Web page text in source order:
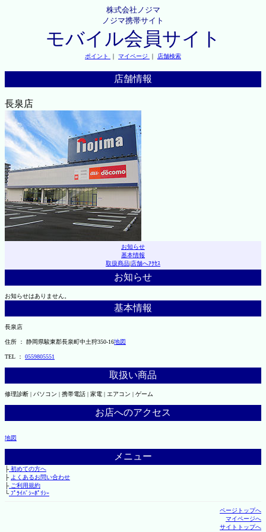
株式会社ノジマ
ノジマ携帯サイト
モバイル会員サイト
ポイント ｜ マイページ ｜ 店舗検索
店舗情報
長泉店
お知らせ
基本情報
取扱商品|店舗へｱｸｾｽ
お知らせ
お知らせはありません。
基本情報
長泉店
住所 ： 静岡県駿東郡長泉町中土狩350-16地図
TEL ： 0559805551
取扱い商品
修理診断 | パソコン | 携帯電話 | 家電 | エアコン | ゲーム
お店へのアクセス
地図
メニュー
├初めての方へ
├ よくあるお問い合わせ
├ご利用規約
└ﾌﾟﾗｲﾊﾞｼｰﾎﾟﾘｼｰ
ページトップへ
マイページへ
サイトトップへ